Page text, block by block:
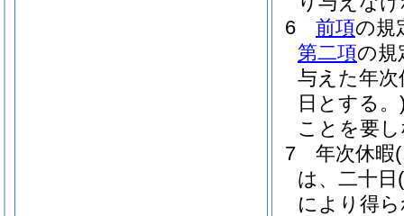
6
前項の規
第二項の規
与えた年
日とする。
ことを要
7
年次休暇
は、二十日 (
により得